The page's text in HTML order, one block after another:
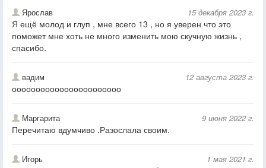
Ярослав 15 декабря 2023 г.
Я ещё молод и глуп , мне всего 13 , но я уверен что это
поможет мне хоть не много изменить мою скучную жизнь ,
спасибо.
вадим 12 августа 2023 г.
ооооооооооооооооооооооо
Маргарита 9 июня 2022 г.
Перечитаю вдумчиво .Разослала своим.
Игорь 1 мая 2021 г.